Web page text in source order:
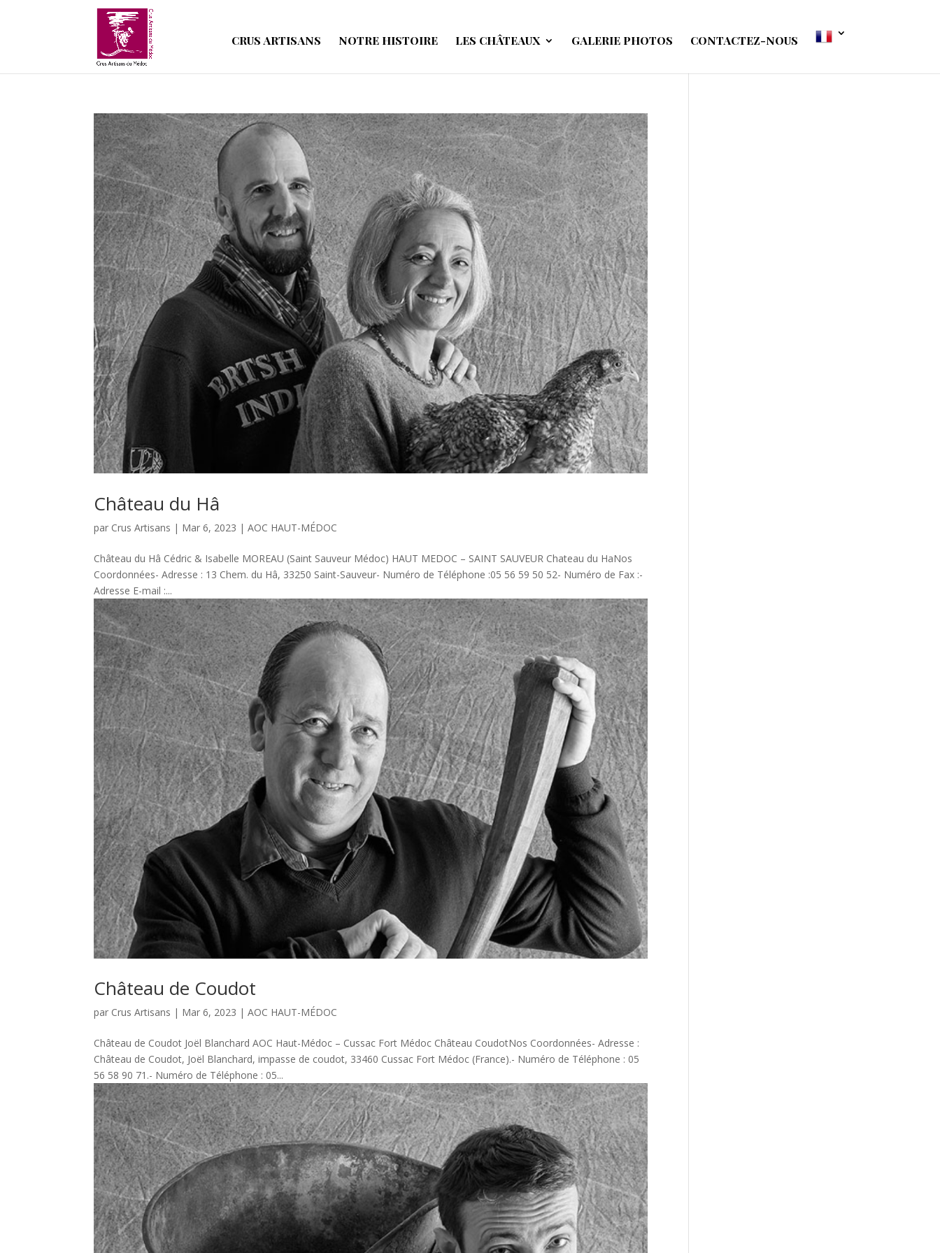
CRUS ARTISANS NOTRE HISTOIRE LES CHÂTEAUX GALERIE PHOTOS CONTACTEZ-NOUS
Château du Hâ
par Crus Artisans | Mar 6, 2023 |AOC HAUT-MÉDOC
Château du Hâ Cédric & Isabelle MOREAU (Saint Sauveur Médoc) HAUT MEDOC – SAINT SAUVEUR Chateau du HaNos
Coordonnées- Adresse : 13 Chem. du Hâ, 33250 Saint-Sauveur- Numéro de Téléphone :05 56 59 50 52- Numéro de Fax :-
Adresse E-mail :...
Château de Coudot
par Crus Artisans | Mar 6, 2023 |AOC HAUT-MÉDOC
Château de Coudot Joël Blanchard AOC Haut-Médoc – Cussac Fort Médoc Château CoudotNos Coordonnées- Adresse :
Château de Coudot, Joël Blanchard, impasse de coudot, 33460 Cussac Fort Médoc (France).- Numéro de Téléphone : 05
56 58 90 71.- Numéro de Téléphone : 05...